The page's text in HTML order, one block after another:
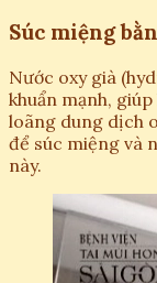
Súc miệng
Nước oxy già
khuẩn mạnh,
loãng dung dịch
để súc miệng và
này.